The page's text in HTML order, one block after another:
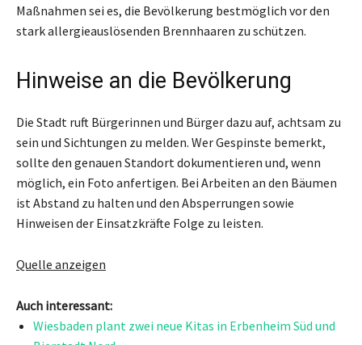
Maßnahmen sei es, die Bevölkerung bestmöglich vor den
stark allergieauslösenden Brennhaaren zu schützen.
Hinweise an die Bevölkerung
Die Stadt ruft Bürgerinnen und Bürger dazu auf, achtsam zu
sein und Sichtungen zu melden. Wer Gespinste bemerkt,
sollte den genauen Standort dokumentieren und, wenn
möglich, ein Foto anfertigen. Bei Arbeiten an den Bäumen
ist Abstand zu halten und den Absperrungen sowie
Hinweisen der Einsatzkräfte Folge zu leisten.
Quelle anzeigen
Auch interessant:
Wiesbaden plant zwei neue Kitas in Erbenheim Süd und